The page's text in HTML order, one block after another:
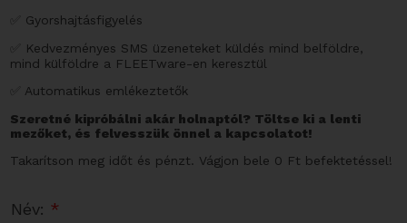
✅ Gyorshajtásfigyelés
✅ Kedvezményes SMS üzeneteket küldés mind belföldre,
mind külföldre a FLEETware-en keresztül
✅ Automatikus emlékeztetők
Szeretné kipróbálni akár holnaptól? Töltse ki a lenti
mezőket, és felvesszük önnel a kapcsolatot!
Takarítson meg időt és pénzt. Vágjon bele 0 Ft befektetéssel!
Név: *